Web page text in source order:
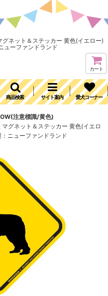
ネット＆ステッカー 黄色(イエロー)
ューファンドランド
カート
商品検索 サイト案内 愛犬コーナー
注意標識/黄色)
グネット＆ステッカー 黄色(イエロ
ニューファンドランド